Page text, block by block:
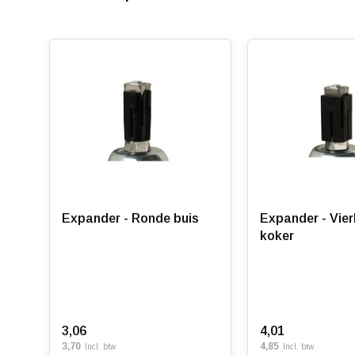
Expander - Ronde buis
3,06
3,70 Incl. btw
Expander -
koker
4,01
4,85 Incl. btw